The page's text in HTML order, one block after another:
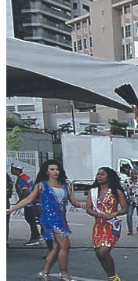
Para Sua Empresa
Anuncie Regional
Guia de Empresas
Vagas na Região
Hub de Negócios
Guia Comercial
Selo Verificado
Portal Educacional
Agenda de
Vagas de Emprego
Concursos
Panorama Econômico
Panorama
Para Sua Empresa